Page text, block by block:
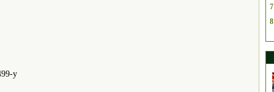
y
7
8